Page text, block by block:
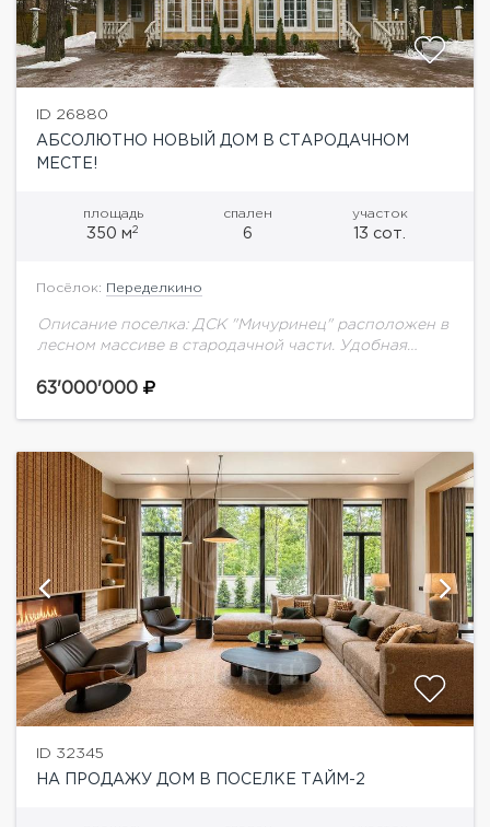
ID 26880
АБСОЛЮТНО НОВЫЙ ДОМ В СТАРОДАЧНОМ
МЕСТЕ!
площадь
350 м2
спален
6
участок
13 сот.
Посёлок: Переделкино
Описание поселка: ДСК "Мичуринец" расположен в
лесном массиве в стародачной части. Удобная
Боровского ш. Описание дома: Дом поделен на 2
63'000'000
ID 32345
НА ПРОДАЖУ ДОМ В ПОСЕЛКЕ ТАЙМ-2